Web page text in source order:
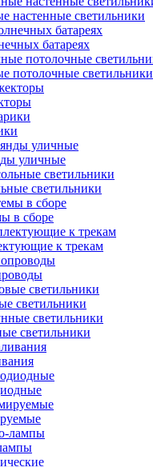
настенные светильники
батареях
потолочные светильники
уличные
светильники
в сборе
к трекам
светильники
светильники